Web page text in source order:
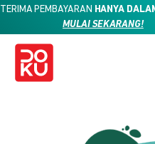
TERIMA PEMBAYARAN HANYA
MULAI SEKARANG!